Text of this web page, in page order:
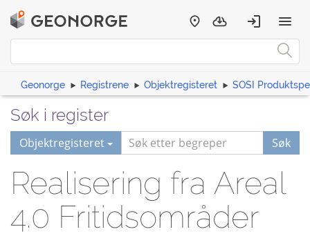
Geonorge Registrene Objektregisteret SOSI
Søk i register
Objektregisteret Søk
Realisering fra Areal
4.0 Fritidsområder